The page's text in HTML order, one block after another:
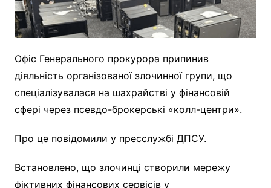
Офіс Генерального прокурора припинив
діяльність організованої злочинної групи, що
спеціалізувалася на шахрайстві у фінансовій
сфері через псевдо-брокерські «колл-центри».
Про це повідомили у пресслужбі ДПСУ.
Встановлено, що злочинці створили мережу
фіктивних фінансових сервісів у